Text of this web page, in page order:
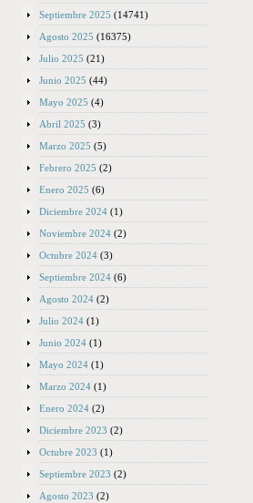
Septiembre 2025 (14741)
Agosto 2025 (16375)
Julio 2025 (21)
Junio 2025 (44)
Mayo 2025 (4)
Abril 2025 (3)
Marzo 2025 (5)
Febrero 2025 (2)
Enero 2025 (6)
Diciembre 2024 (1)
Noviembre 2024 (2)
Octubre 2024 (3)
Septiembre 2024 (6)
Agosto 2024 (2)
Julio 2024 (1)
Junio 2024 (1)
Mayo 2024 (1)
Marzo 2024 (1)
Enero 2024 (2)
Diciembre 2023 (2)
Octubre 2023 (1)
Septiembre 2023 (2)
Agosto 2023 (2)